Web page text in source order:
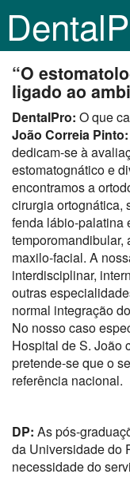
“O
ligado ao
DentalPro: O que
João Correia Pinto:
dedicam-se à
estomatognático e
encontramos a
cirurgia ortognática,
fenda lábio-palatina
temporomandibular,
maxilo-facial. A
interdisciplinar,
outras
normal integração
No nosso caso
Hospital de S. João
pretende-se que o
referência nacional.
DP: As pós-
da Universidade do
necessidade do